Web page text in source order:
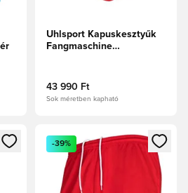
Uhlsport Kapuskesztyűk
Fangmaschine
43 990 Ft
Sok méretben kapható
vagy a tagként
Megnyit egy modált a
-39%